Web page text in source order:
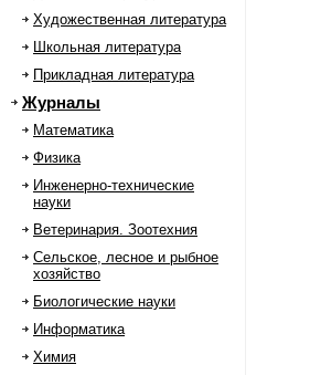
Художественная литература
Школьная литература
Прикладная литература
Журналы
Математика
Физика
Инженерно-технические
науки
Ветеринария. Зоотехния
Сельское, лесное и рыбное
хозяйство
Биологические науки
Информатика
Химия